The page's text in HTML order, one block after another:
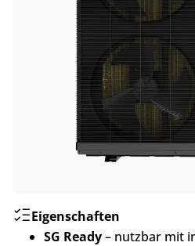
Eigenschaften
SG Ready– nutzbar mit